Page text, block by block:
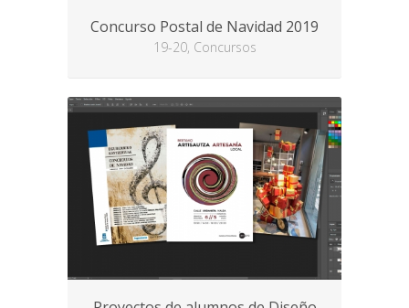
Concurso Postal de Navidad 2019
19-20, Concursos